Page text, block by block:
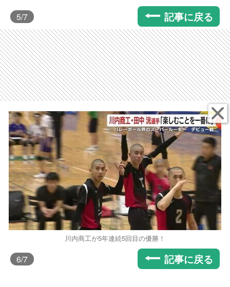
5/7 記事に戻る
川内商工が5年連続5回目の優勝！
6/7 記事に戻る